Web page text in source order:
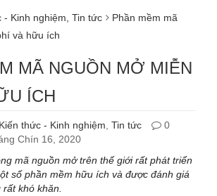
- Kinh nghiệm Tin tức
Phần mềm mã
và hữu ích
MÃ NGUỒN MỞ MIỄN
ÍCH
Kiến thức - Kinh nghiệm Tin tức
0
Chín 16, 2020
mã nguồn mở trên thế giới rất phát triển
số phần mềm hữu ích và được đánh giá
khó khăn.